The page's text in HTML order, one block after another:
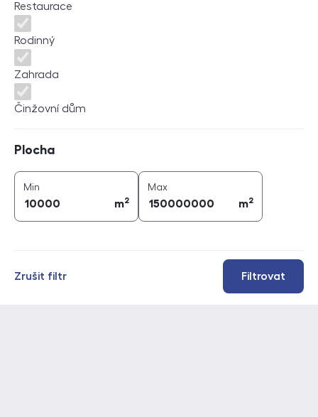
Restaurace
Rodinný
Zahrada
Činžovní dům
Plocha
Min
m2
Maxplocha (
m2
Filtrovat
Zrušit filtr